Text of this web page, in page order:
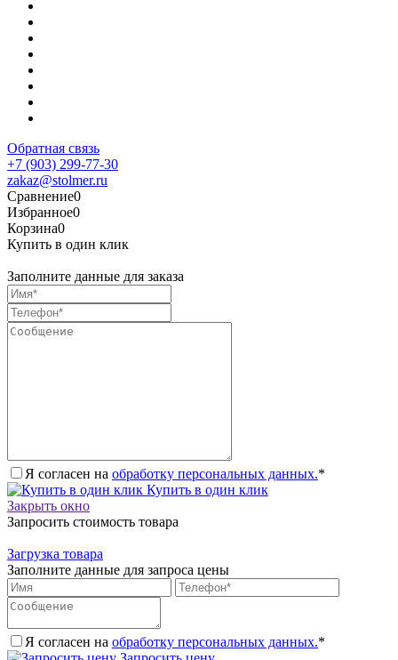
Обратная связь
+7 (903) 299-77-30
zakaz@stolmer.ru
Сравнение0
Избранное0
Корзина0
Купить в один клик
Заполните данные для заказа
Я согласен на обработку персональных данных.*
Купить в один клик
Закрыть окно
Запросить стоимость товара
Загрузка товара
Заполните данные для запроса цены
Я согласен на обработку персональных данных.*